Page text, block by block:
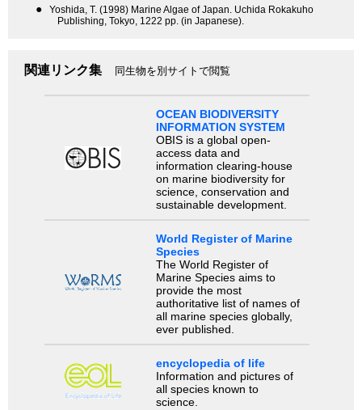
●
Yoshida, T. (1998) Marine Algae of Japan. Uchida Rokakuho
Publishing, Tokyo, 1222 pp. (in Japanese).
関連リンク集 同生物を別サイトで閲覧
OCEAN BIODIVERSITY
INFORMATION SYSTEM
OBIS is a global open-
access data and
information clearing-house
on marine biodiversity for
science, conservation and
sustainable development.
World Register of Marine
Species
The World Register of
Marine Species aims to
provide the most
authoritative list of names of
all marine species globally,
ever published.
encyclopedia of life
Information and pictures of
all species known to
science.